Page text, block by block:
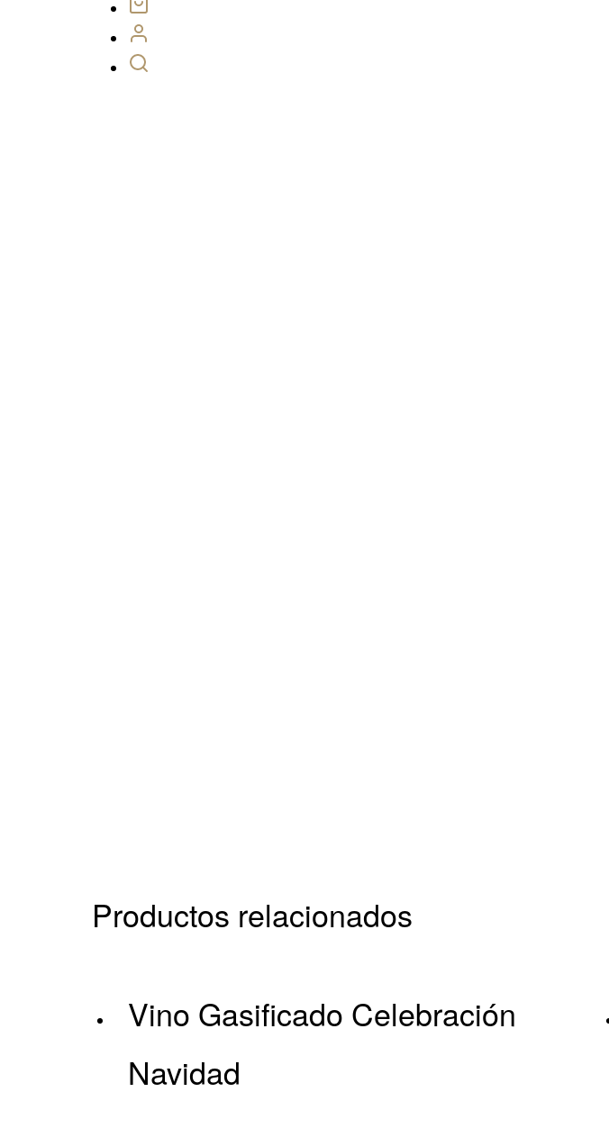
Productos relacionados
Vino Gasificado Celebración
Navidad